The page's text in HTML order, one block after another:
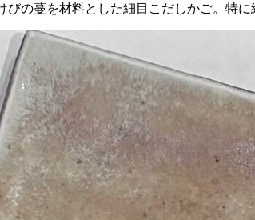
びの蔓を材料とした細目こだしかご。特